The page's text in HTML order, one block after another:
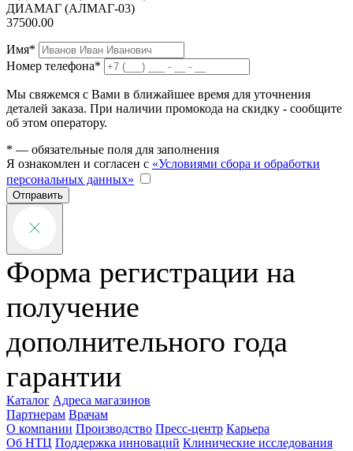
ДИАМАГ (АЛМАГ-03)
37500.00
Имя*
Номер телефона*
Мы свяжемся с Вами в ближайшее время для уточнения
деталей заказа. При наличии промокода на скидку - сообщите
об этом оператору.
* — обязательные поля для заполнения
Я ознакомлен и согласен с «Условиями сбора и обработки
персональных данных»
Отправить
Форма регистрации на
получение
дополнительного года
гарантии
Каталог Адреса магазинов
Партнерам Врачам
О компании Производство Пресс-центр Карьера
Об НТЦ Поддержка инноваций Клинические исследования